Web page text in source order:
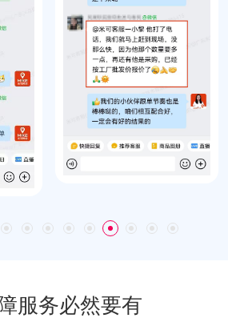
服务必然要有